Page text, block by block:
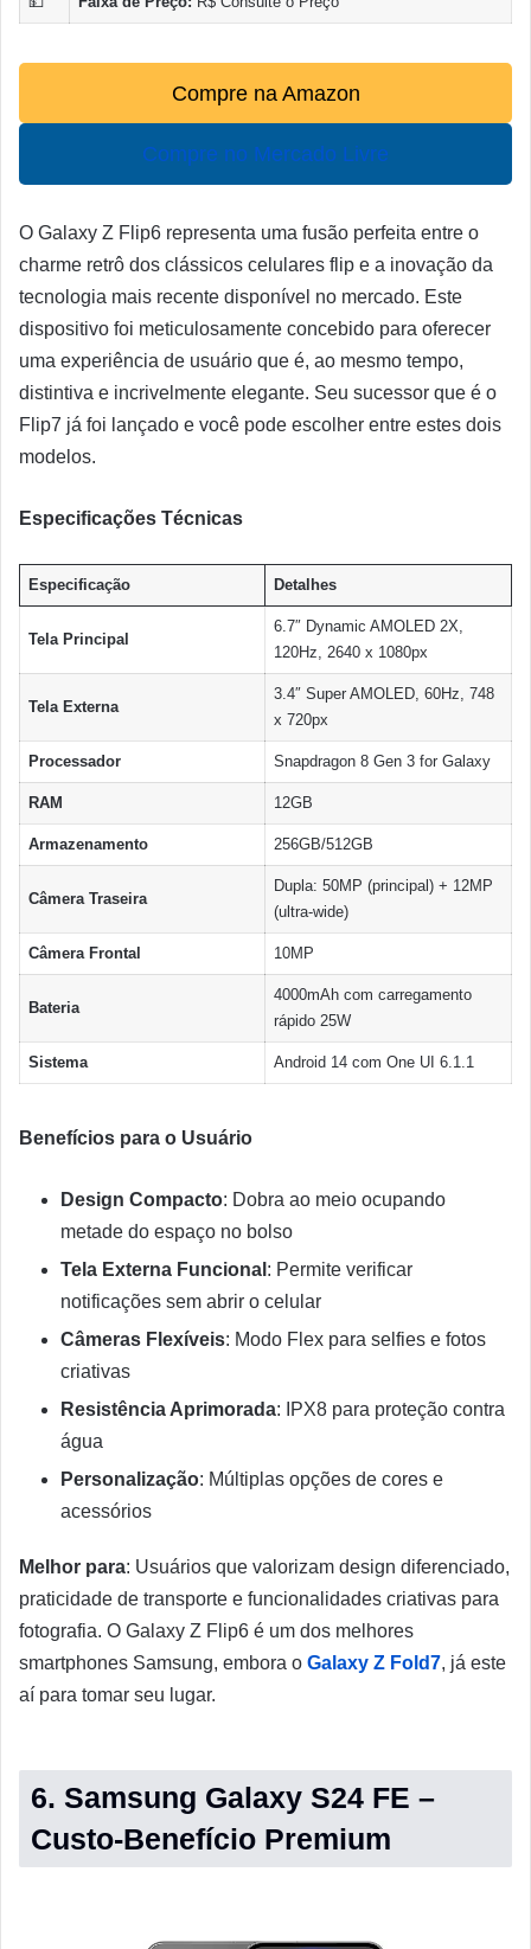
Compre na Amazon
Compre no Mercado Livre
O Galaxy Z Flip6 representa uma fusão perfeita entre o
charme retrô dos clássicos celulares flip e a inovação da
tecnologia mais recente disponível no mercado. Este
dispositivo foi meticulosamente concebido para oferecer
uma experiência de usuário que é, ao mesmo tempo,
distintiva e incrivelmente elegante. Seu sucessor que é o
Flip7 já foi lançado e você pode escolher entre estes dois
modelos.
Especificações Técnicas
Especificação Detalhes
Tela Principal
6.7″ Dynamic AMOLED 2X,
120Hz, 2640 x 1080px
Tela Externa
3.4″ Super AMOLED, 60Hz, 748
x 720px
Processador Snapdragon 8 Gen 3 for Galaxy
RAM 12GB
Armazenamento 256GB/512GB
Câmera Traseira
Dupla: 50MP (principal) + 12MP
(ultra-wide)
Câmera Frontal 10MP
Bateria
4000mAh com carregamento
rápido 25W
Sistema Android 14 com One UI 6.1.1
Benefícios para o Usuário
Design Compacto: Dobra ao meio ocupando
metade do espaço no bolso
Tela Externa Funcional : Permite verificar
notificações sem abrir o celular
Câmeras Flexíveis: Modo Flex para selfies e fotos
criativas
Resistência Aprimorada: IPX8 para proteção contra
água
Personalização: Múltiplas opções de cores e
acessórios
Melhor para: Usuários que valorizam design diferenciado,
praticidade de transporte e funcionalidades criativas para
fotografia. O Galaxy Z Flip6 é um dos melhores
smartphones Samsung, embora o Galaxy Z Fold7, já este
aí para tomar seu lugar.
6. Samsung Galaxy S24 FE –
Custo-Benefício Premium